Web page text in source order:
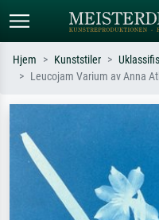
impresjonisme, Hokusai-bølgen,
Hjem Kunststiler
Leucojam Varium av Anna